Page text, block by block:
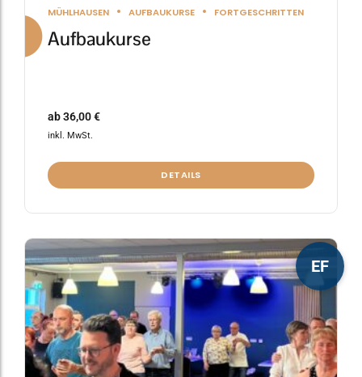
MÜHLHAUSEN AUFBAUKURSE FORTGESCHRITTEN
Aufbaukurse
ab36,00€
inkl. MwSt.
DETAILS
EF
Dieses
Produkt
weist
mehrere
Varianten
auf.
Die